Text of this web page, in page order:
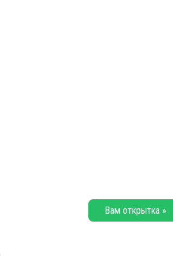
Вам открытка »